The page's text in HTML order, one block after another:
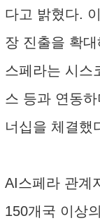
다고 밝혔다.
장 진출을 확
스페라는 시스
스 등과 연동
너십을 체결했
AI스페라 관계
150개국 이상